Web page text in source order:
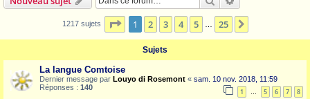
e
1217 sujets Page 1sur25
1 2 3 4 5 25
Sujets
La langue Comtoise
Dernier message par Louyo di Rosemont « sam. 10 nov. 2018, 11:59
Réponses : 140 1 … 5 6 7 8